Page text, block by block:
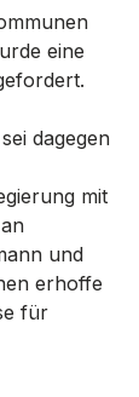
eine
dagegen
mit
und
erhoffe
für